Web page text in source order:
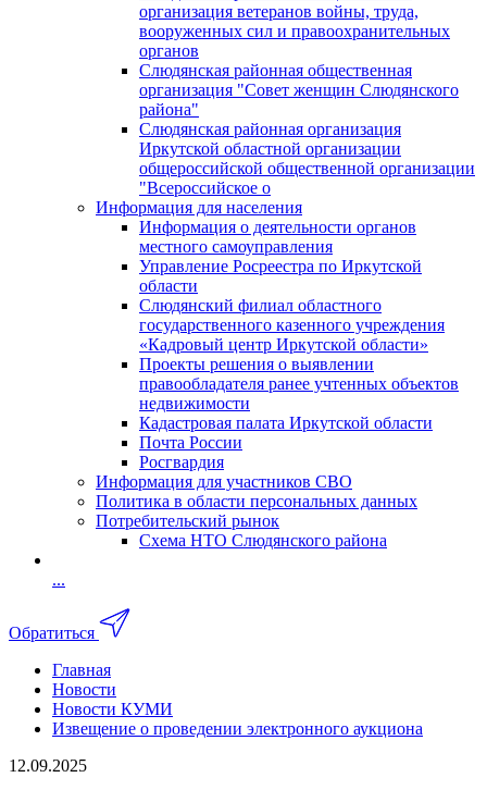
организация ветеранов войны, труда,
вооруженных сил и правоохранительных
органов
Слюдянская районная общественная
организация "Совет женщин Слюдянского
района"
Слюдянская районная организация
Иркутской областной организации
общероссийской общественной организации
"Всероссийское о
Информация для населения
Информация о деятельности органов
местного самоуправления
Управление Росреестра по Иркутской
области
Слюдянский филиал областного
государственного казенного учреждения
«Кадровый центр Иркутской области»
Проекты решения о выявлении
правообладателя ранее учтенных объектов
недвижимости
Кадастровая палата Иркутской области
Почта России
Росгвардия
Информация для участников СВО
Политика в области персональных данных
Потребительский рынок
Схема НТО Слюдянского района
...
Обратиться
Главная
Новости
Новости КУМИ
Извещение о проведении электронного аукциона
12.09.2025